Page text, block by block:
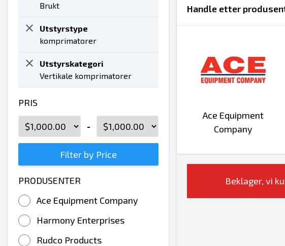
Brukt
Utstyrstype
komprimatorer
Utstyrskategori
Vertikale komprimatorer
PRIS
-
Filter by Price
PRODUSENTER
Ace Equipment Company
Harmony Enterprises
Rudco Products
Handle etter
Ace Equipment
Company
Beklager, vi